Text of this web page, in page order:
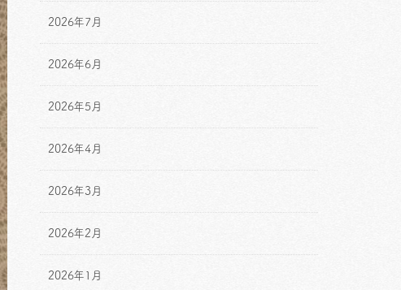
2026年7月
2026年6月
2026年5月
2026年4月
2026年3月
2026年2月
2026年1月